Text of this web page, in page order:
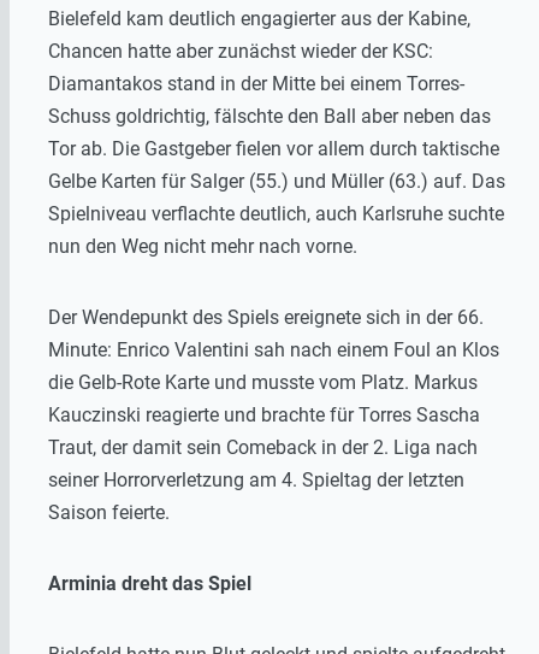
Bielefeld kam deutlich engagierter aus der Kabine,
Chancen hatte aber zunächst wieder der KSC:
Diamantakos stand in der Mitte bei einem Torres-
Schuss goldrichtig, fälschte den Ball aber neben das
Tor ab. Die Gastgeber fielen vor allem durch taktische
Gelbe Karten für Salger (55.) und Müller (63.) auf. Das
Spielniveau verflachte deutlich, auch Karlsruhe suchte
nun den Weg nicht mehr nach vorne.
Der Wendepunkt des Spiels ereignete sich in der 66.
Minute: Enrico Valentini sah nach einem Foul an Klos
die Gelb-Rote Karte und musste vom Platz. Markus
Kauczinski reagierte und brachte für Torres Sascha
Traut, der damit sein Comeback in der 2. Liga nach
seiner Horrorverletzung am 4. Spieltag der letzten
Saison feierte.
Arminia dreht das Spiel